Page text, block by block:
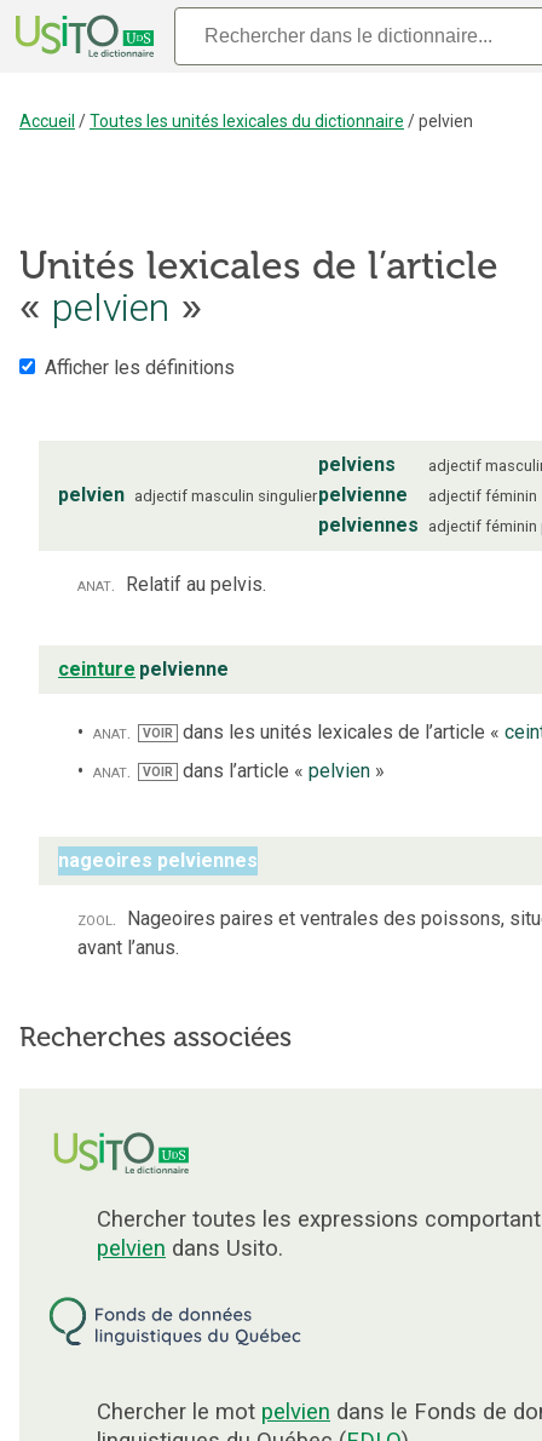
Accueil /Toutes les unités lexicales du dictionnaire /pelvien
Unités lexicales de l’article
« pelvien »
Afficher les définitions
pelvien adjectif masculin singulier
pelviens adjectif
pelvienne adjectif féminin
pelviennes adjectif féminin
anat. Relatif au pelvis.
ceinture pelvienne
anat. VOIR dans les unités lexicales de l’article «
anat.
VOIR dans l’article « pelvien»
nageoires pelviennes
zool. Nageoires paires et ventrales des poissons,
avant l’anus.
Recherches associées
Chercher toutes les expressions
pelvien dans Usito.
Chercher le mot pelvien dans le Fonds de